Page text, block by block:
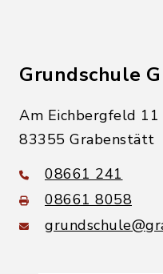
Grundschule
Am Eichbergfeld 11
83355 Grabenstätt
08661 241
08661 8058